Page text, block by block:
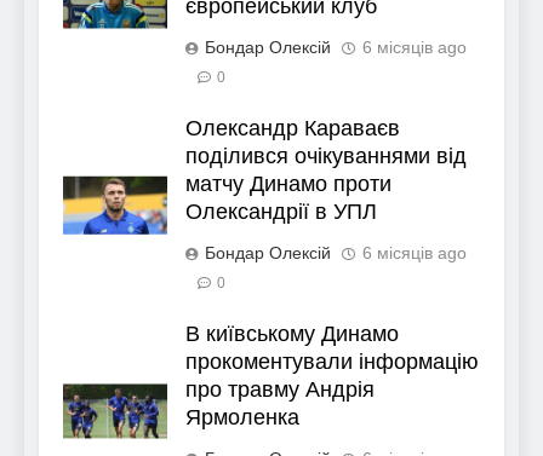
європейський клуб
Бондар Олексій 6 місяців ago
0
Олександр Караваєв
поділився очікуваннями від
матчу Динамо проти
Олександрії в УПЛ
Бондар Олексій 6 місяців ago
0
В київському Динамо
прокоментували інформацію
про травму Андрія
Ярмоленка